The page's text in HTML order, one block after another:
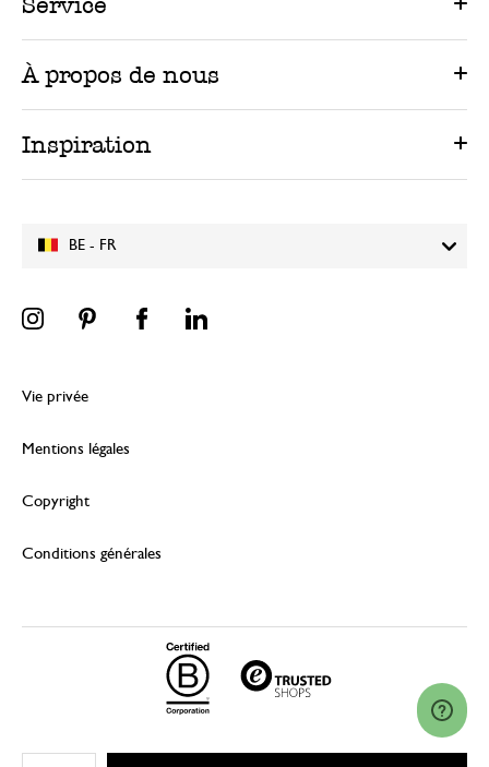
BE - FR
À propos de nous
Inspiration
Vie privée
Mentions légales
Copyright
Conditions générales
© 2026 Dille & Kamille (Nederland) B.V.